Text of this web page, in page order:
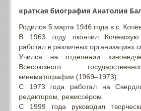
краткая биография Анатолия
Родился 5 марта 1946 года в с.
В 1963 году окончил
работал в различных организациях
Учился на отделении
Всесоюзного
кинематографии (1969–1973).
С 1973 года работал на
редактором, режиссёром.
С 1999 года руководил